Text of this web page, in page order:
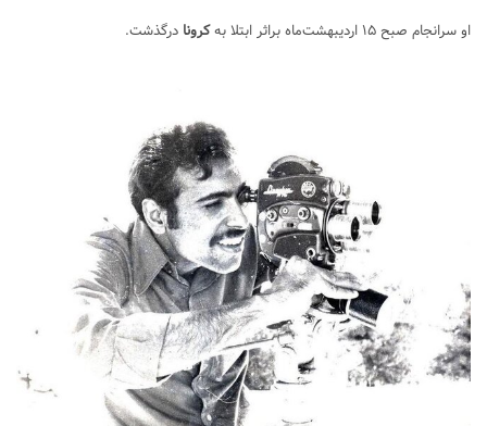
او سرانجام صبح ۱۵ اردیبهشت‌ماه براثر ابتلا به
کرونا درگذشت.